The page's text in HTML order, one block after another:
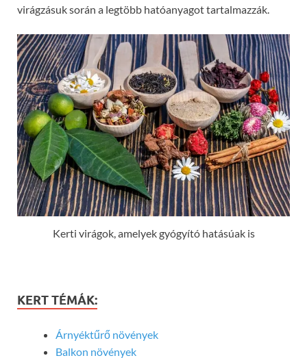
virágzásuk során a legtöbb hatóanyagot tartalmazzák.
Kerti virágok, amelyek gyógyító hatásúak is
KERT TÉMÁK:
Árnyéktűrő növények
Balkon növények